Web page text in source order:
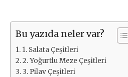
Bu yazıda neler var?
1. Salata Çeşitleri
2. Yoğurtlu Meze Çeşitleri
3. Pilav Çeşitleri